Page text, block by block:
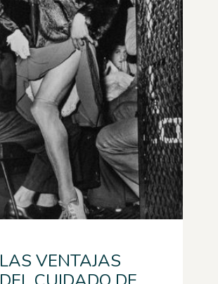
LAS VENTAJAS